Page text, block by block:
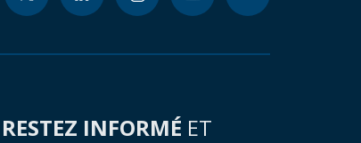
RESTEZ INFORMÉ ET